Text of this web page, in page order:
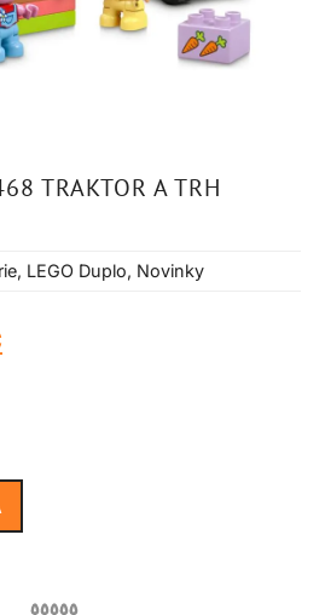
TRAKTOR A TRH
, LEGO Duplo, Novinky